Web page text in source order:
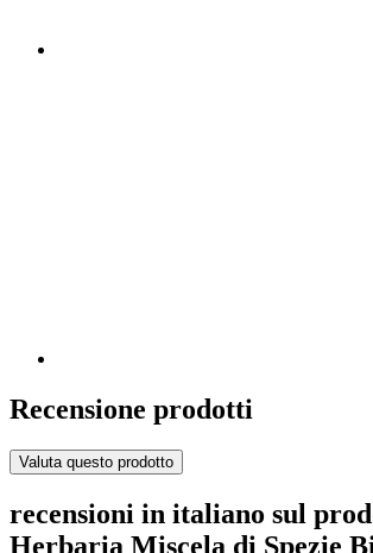
Recensione prodotti
Valuta questo prodotto
recensioni in italiano sul
Herbaria Miscela di Spezie